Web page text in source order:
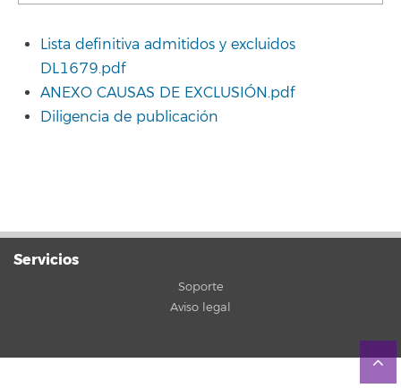
Lista definitiva admitidos y excluidos
DL1679.pdf
ANEXO CAUSAS DE EXCLUSIÓN.pdf
Diligencia de publicación
Servicios
Soporte
Aviso legal